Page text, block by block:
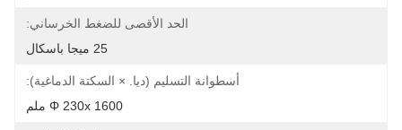
الحد الأقصى للضغط الخرساني:
25 ميجا باسكال
أسطوانة التسليم (ديا. × السكتة الدماغية):
Φ 230x 1600 ملم